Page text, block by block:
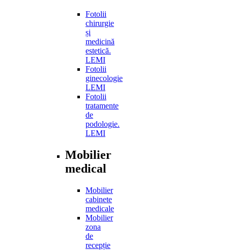
Fotolii
chirurgie
și
medicină
estetică.
LEMI
Fotolii
ginecologie
LEMI
Fotolii
tratamente
de
podologie.
LEMI
Mobilier
medical
Mobilier
cabinete
medicale
Mobilier
zona
de
recepție